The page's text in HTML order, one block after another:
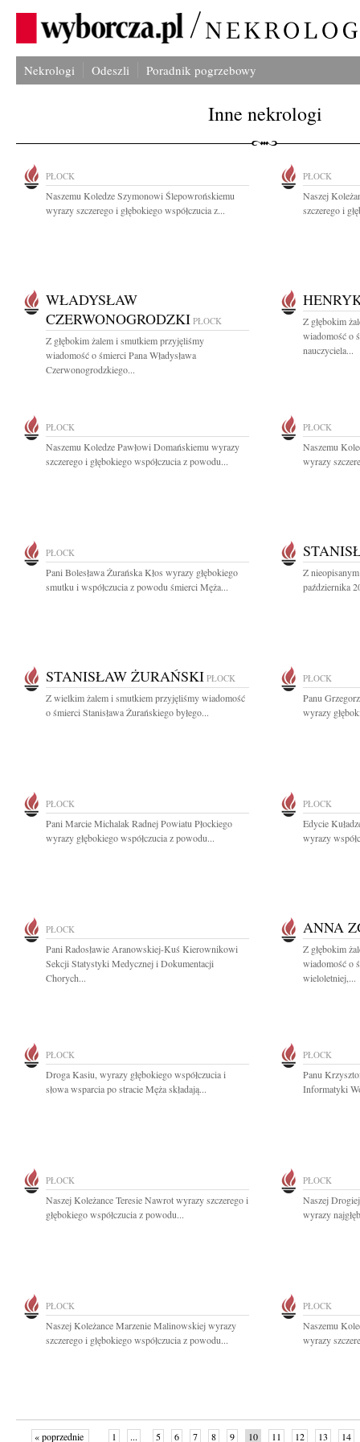
Nekrologi Odeszli Poradnik pogrzebowy
Inne nekrologi
PŁOCK
Naszemu Koledze Szymonowi Ślepowrońskiemu
wyrazy szczerego i głębokiego współczucia z...
PŁOCK
Naszej
szczerego i
WŁADYSŁAW
CZERWONOGRODZKI PŁOCK
Z głębokim żalem i smutkiem przyjęliśmy
wiadomość o śmierci Pana Władysława
Czerwonogrodzkiego...
Z głębokim
wiadomość o
nauczyciela...
PŁOCK
Naszemu Koledze Pawłowi Domańskiemu wyrazy
szczerego i głębokiego współczucia z powodu...
PŁOCK
Naszemu
wyrazy
PŁOCK
Pani Bolesława Żurańska Kłos wyrazy głębokiego
smutku i współczucia z powodu śmierci Męża...
Z
października
STANISŁAW ŻURAŃSKI PŁOCK
Z wielkim żalem i smutkiem przyjęliśmy wiadomość
o śmierci Stanisława Żurańskiego byłego...
PŁOCK
Panu
wyrazy
PŁOCK
Pani Marcie Michalak Radnej Powiatu Płockiego
wyrazy głębokiego współczucia z powodu...
PŁOCK
Edycie
wyrazy
PŁOCK
Pani Radosławie Aranowskiej-Kuś Kierownikowi
Sekcji Statystyki Medycznej i Dokumentacji
Chorych...
ANNA
Z głębokim
wiadomość o
wieloletniej,...
PŁOCK
Droga Kasiu, wyrazy głębokiego współczucia i
słowa wsparcia po stracie Męża składają...
PŁOCK
Panu
Informatyki
PŁOCK
Naszej Koleżance Teresie Nawrot wyrazy szczerego i
głębokiego współczucia z powodu...
PŁOCK
Naszej
wyrazy
PŁOCK
Naszej Koleżance Marzenie Malinowskiej wyrazy
szczerego i głębokiego współczucia z powodu...
PŁOCK
Naszemu
wyrazy
« poprzednie 1 ... 5 6 7 8 9 10 11 12 13 14